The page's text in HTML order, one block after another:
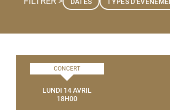
CONCERT
LUNDI 14 AVRIL
18H00